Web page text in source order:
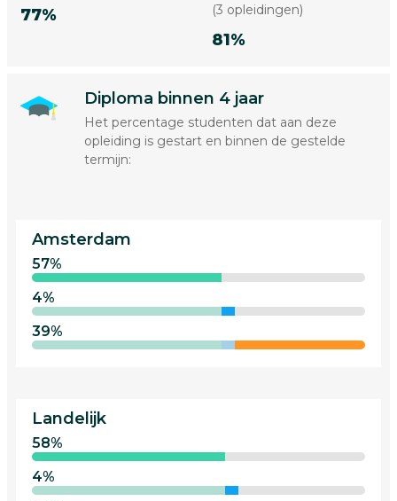
77% (3 opleidingen)
81%
Diploma binnen 4 jaar
Het percentage studenten dat aan deze
opleiding is gestart en binnen de gestelde
termijn:
Amsterdam
57%
4%
39%
Landelijk
58%
4%